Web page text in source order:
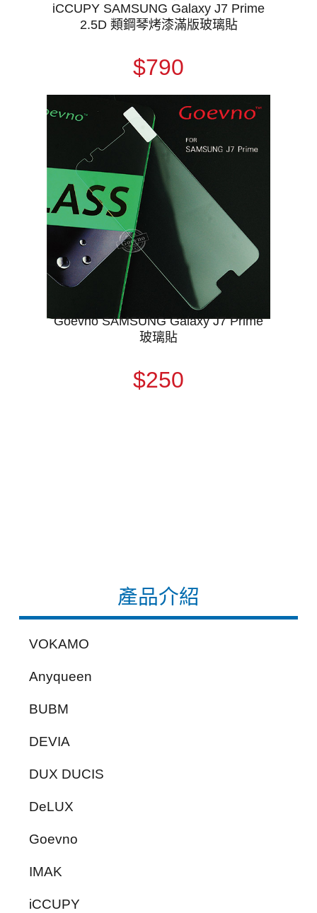
產品介紹
VOKAMO
Anyqueen
BUBM
DEVIA
DUX DUCIS
DeLUX
Goevno
IMAK
iCCUPY
iCCUPY SAMSUNG Galaxy J7 Prime
2.5D 類鋼琴烤漆滿版玻璃貼
$790
Goevno SAMSUNG Galaxy J7 Prime
玻璃貼
$250